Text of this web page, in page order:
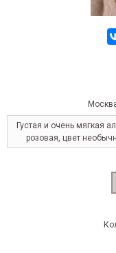
Густая и очень мягкая
розовая, цвет